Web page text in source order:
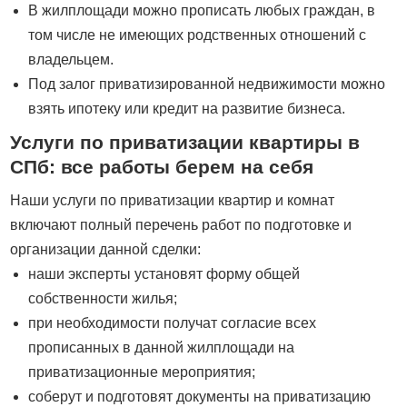
В жилплощади можно прописать любых граждан, в
том числе не имеющих родственных отношений с
владельцем.
Под залог приватизированной недвижимости можно
взять ипотеку или кредит на развитие бизнеса.
Услуги по приватизации квартиры в
СПб: все работы берем на себя
Наши услуги по приватизации квартир и комнат
включают полный перечень работ по подготовке и
организации данной сделки:
наши эксперты установят форму общей
собственности жилья;
при необходимости получат согласие всех
прописанных в данной жилплощади на
приватизационные мероприятия;
соберут и подготовят документы на приватизацию